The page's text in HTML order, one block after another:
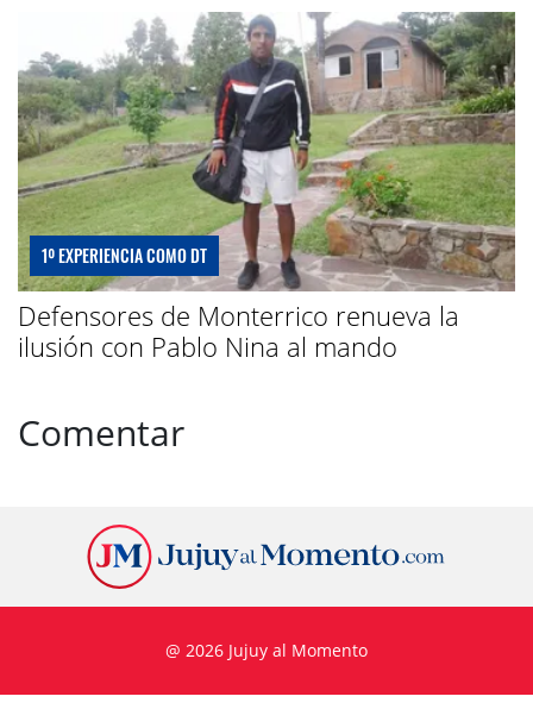
1º EXPERIENCIA COMO DT
Defensores de Monterrico renueva la
ilusión con Pablo Nina al mando
Comentar
@ 2026 Jujuy al Momento